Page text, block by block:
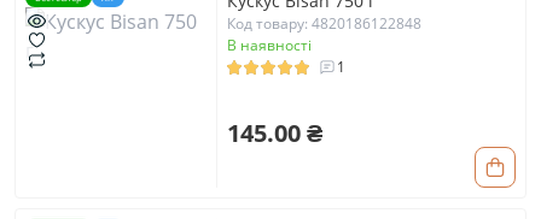
Код товару: 4820186122848
В наявності
1
145.00 ₴